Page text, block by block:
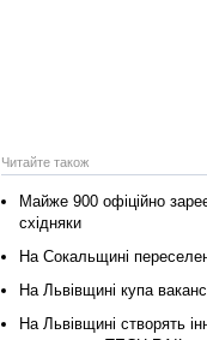
Читайте також
Майже 900 офіційно
східняки
На Сокальщині
На Львівщині купа
На Львівщині створять